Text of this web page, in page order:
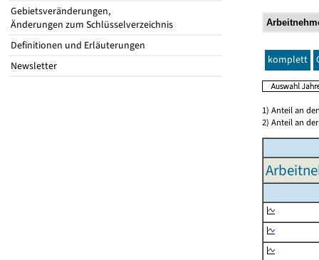
Gebietsveränderungen,
Änderungen zum Schlüsselverzeichnis
Definitionen und Erläuterungen
Newsletter
komplett
1) Anteil an
2) Anteil an